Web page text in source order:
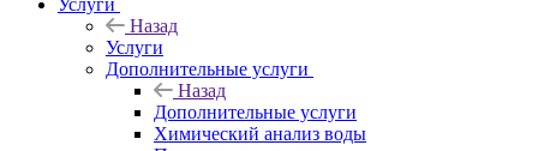
Услуги
Назад
Услуги
Дополнительные услуги
Назад
Дополнительные услуги
Химический анализ воды